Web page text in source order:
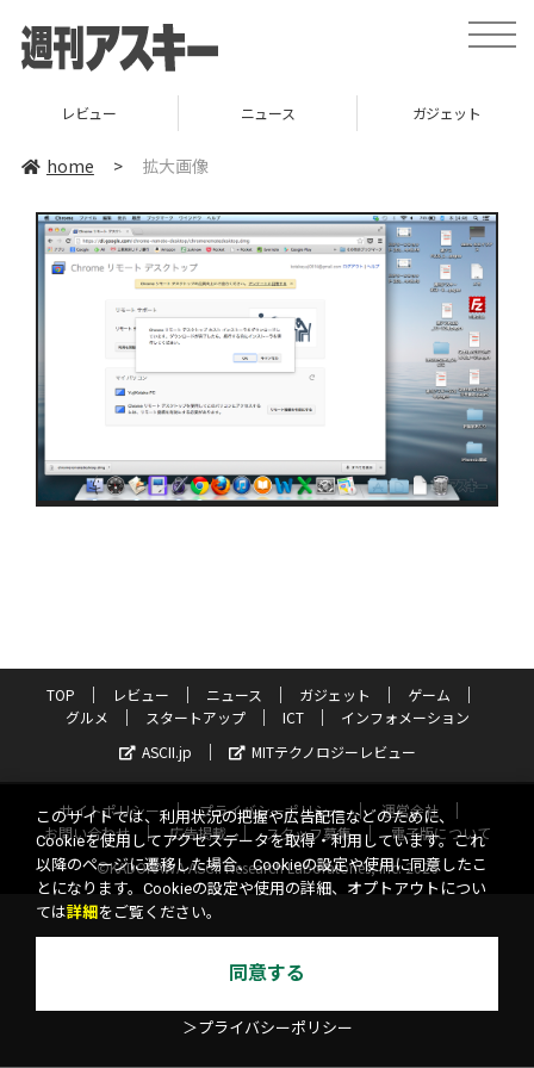
toggle
レビュー ニュース ガジェット
home > 拡大画像
TOP レビュー ニュース ガジェット
ゲーム
グルメ
スタートアップ ICT
インフォメーション
ASCII.jp
MITテクノロジーレビュー
サイトポリシー プライバシーポリシー
運営会社
お問い合わせ
広告掲載 スタッフ募集
電子版について
©KADOKAWA ASCII Research Laboratories, Inc. 2026
このサイトでは、利用状況の把握や広告配信などのために、
Cookieを使用してアクセスデータを取得・利用しています。これ
以降のページに遷移した場合、Cookieの設定や使用に同意したこ
とになります。Cookieの設定や使用の詳細、オプトアウトについ
ては詳細 をご覧ください。
同意する
＞プライバシーポリシー